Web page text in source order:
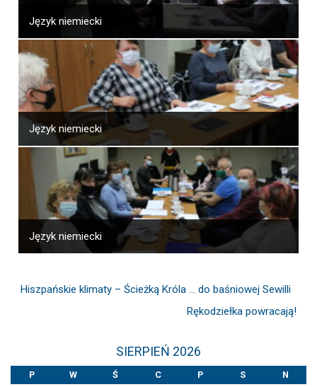
Język niemiecki
Język niemiecki
Język niemiecki
Hiszpańskie klimaty – Ścieżką Króla … do baśniowej Sewilli
Rękodziełka powracają!
SIERPIEŃ 2026
P W Ś C P S
N